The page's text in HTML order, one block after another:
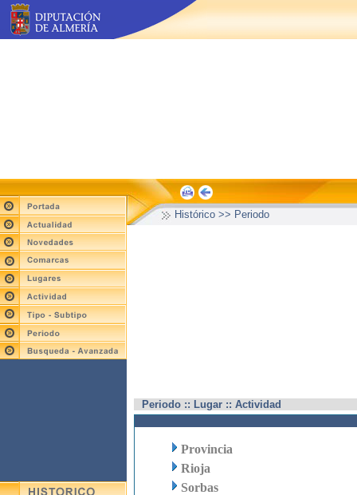
Histórico >> Periodo
Periodo :: Lugar :: Actividad
Provincia
Rioja
Sorbas